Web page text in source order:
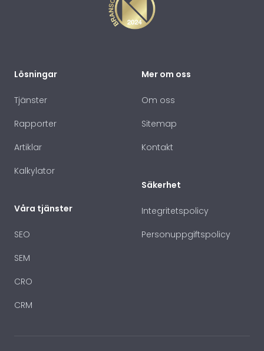
Lösningar
Tjänster
Rapporter
Artiklar
Kalkylator
Våra tjänster
SEO
SEM
CRO
CRM
Mer om oss
Om oss
Sitemap
Kontakt
Säkerhet
Integritetspolicy
Personuppgiftspolicy